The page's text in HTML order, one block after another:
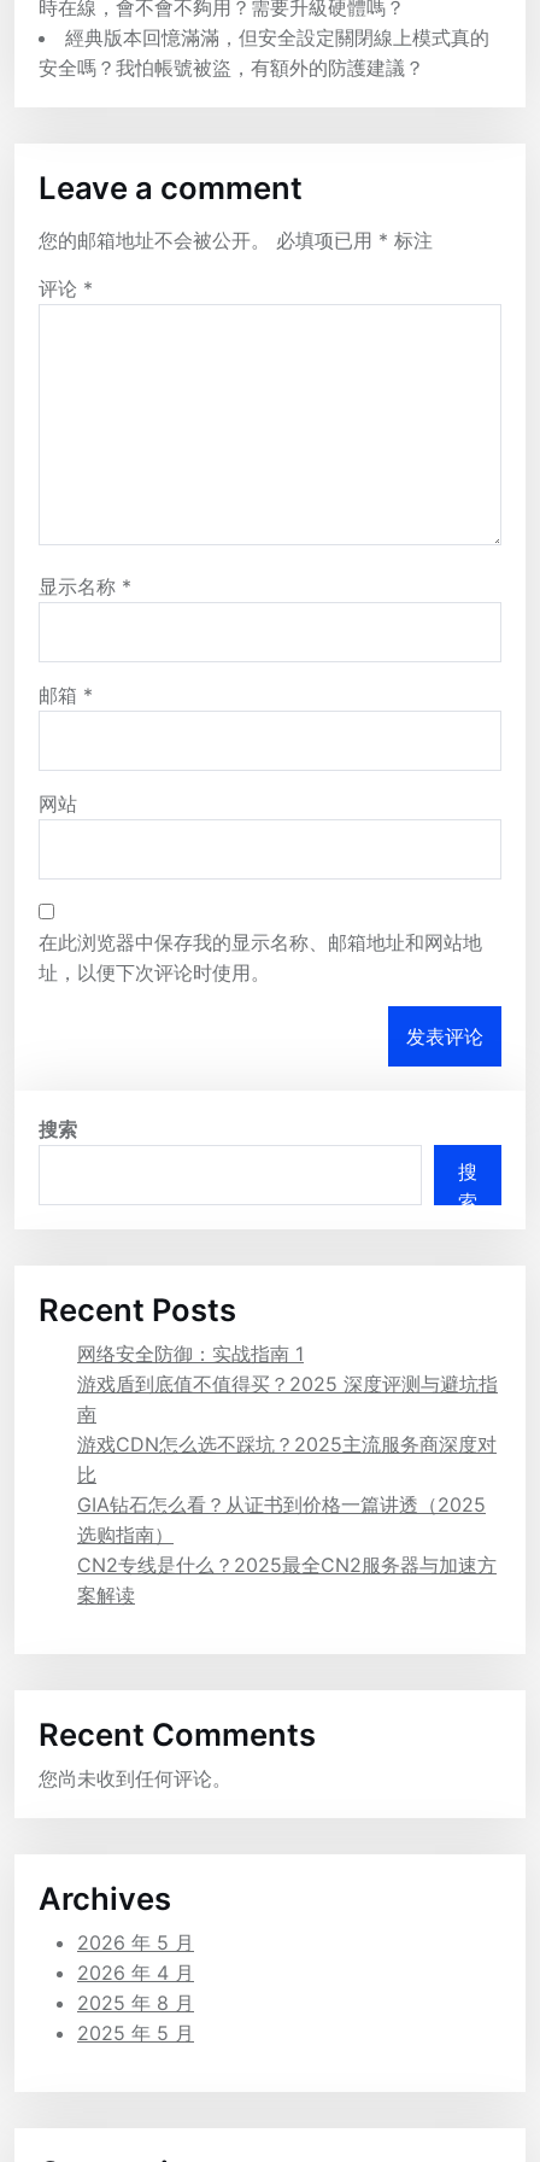
時在線，會不會不夠用？需要升級硬體嗎？
經典版本回憶滿滿，但安全設定關閉線上模式真的
安全嗎？我怕帳號被盜，有額外的防護建議？
Leave a comment
您的邮箱地址不会被公开。 必填项已用 * 标注
评论 *
显示名称 *
邮箱 *
网站
在此浏览器中保存我的显示名称、邮箱地址和网站地
址，以便下次评论时使用。
搜索
搜
索
Recent Posts
网络安全防御：实战指南 1
游戏盾到底值不值得买？2025 深度评测与避坑指
南
游戏CDN怎么选不踩坑？2025主流服务商深度对
比
GIA钻石怎么看？从证书到价格一篇讲透（2025
选购指南）
CN2专线是什么？2025最全CN2服务器与加速方
案解读
Recent Comments
您尚未收到任何评论。
Archives
2026 年 5 月
2026 年 4 月
2025 年 8 月
2025 年 5 月